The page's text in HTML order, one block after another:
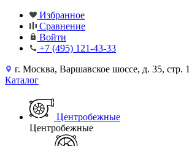
Избранное
Сравнение
Войти
+7 (495) 121-43-33
г. Москва, Варшавское шоссе, д. 35, стр. 1
Каталог
Центробежные
Центробежные